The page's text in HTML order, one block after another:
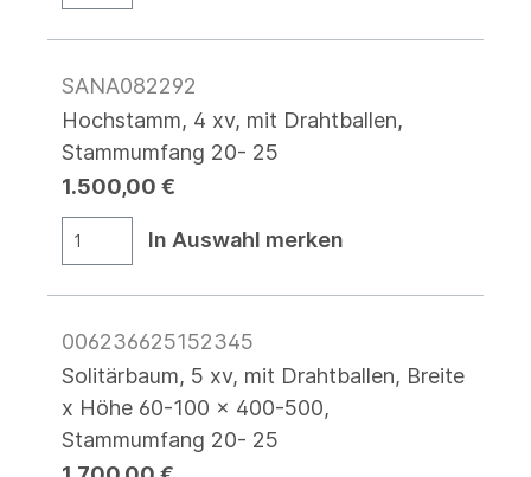
SANA082292
Hochstamm, 4 xv, mit Drahtballen,
Stammumfang 20- 25
1.500,00 €
In Auswahl merken
006236625152345
Solitärbaum, 5 xv, mit Drahtballen, Breite
x Höhe 60-100 x 400-500,
Stammumfang 20- 25